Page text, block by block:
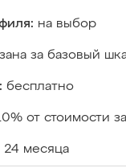
на выбор
за базовый
бесплатно
от стоимости
24 месяца